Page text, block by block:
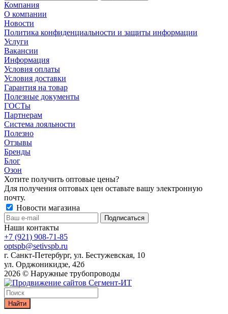
Компания
О компании
Новости
Политика конфиденциальности и защиты информации
Услуги
Вакансии
Информация
Условия оплаты
Условия доставки
Гарантия на товар
Полезные документы
ГОСТы
Партнерам
Система лояльности
Полезно
Отзывы
Бренды
Блог
Озон
Хотите получить оптовые цены?
Для получения оптовых цен оставьте вашу электронную
почту.
Новости магазина
Наши контакты
+7 (921) 908-71-85
optspb@setivspb.ru
г. Санкт-Петербург, ул. Бестужевская, 10
ул. Орджоникидзе, 42б
2026 © Наружные трубопроводы
Найти